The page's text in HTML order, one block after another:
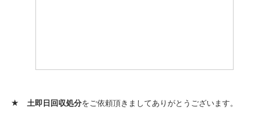
★ 土即日回収処分をご依頼頂きましてありがとうございます。